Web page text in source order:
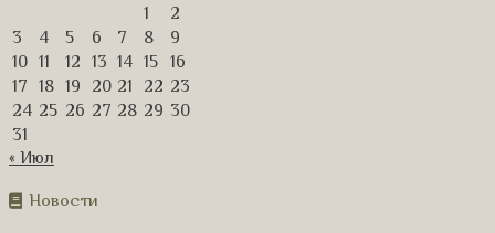
1
2
3
4 5 6 7 8
9
10 11 12 13 14 15
16
17
18 19 20 21 22 23
24 25 26 27 28 29 30
31
« Июл
Новости